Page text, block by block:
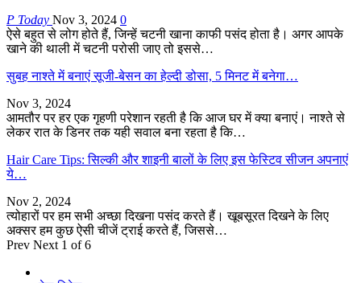
P Today Nov 3, 2024 0
ऐसे बहुत से लोग होते हैं, जिन्हें चटनी खाना काफी पसंद होता है। अगर आपके
खाने की थाली में चटनी परोसी जाए तो इससे…
सुबह नाश्ते में बनाएं सूजी-बेसन का हेल्दी डोसा, 5 मिनट में बनेगा…
Nov 3, 2024
आमतौर पर हर एक गृहणी परेशान रहती है कि आज घर में क्या बनाएं। नाश्ते से
लेकर रात के डिनर तक यही सवाल बना रहता है कि…
Hair Care Tips: सिल्की और शाइनी बालों के लिए इस फेस्टिव सीजन अपनाएं
ये…
Nov 2, 2024
त्योहारों पर हम सभी अच्छा दिखना पसंद करते हैं। खूबसूरत दिखने के लिए
अक्सर हम कुछ ऐसी चीजें ट्राई करते हैं, जिससे…
Prev Next 1 of 6